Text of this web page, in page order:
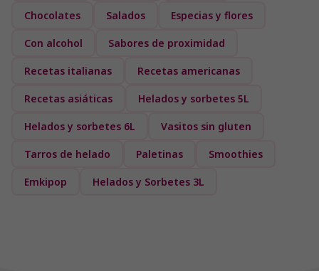
experiencias únicas en cada propuesta gastronómica.
Chocolates Salados Especias y flores
Con alcohol Sabores de proximidad
Recetas italianas Recetas americanas
Recetas asiáticas Helados y sorbetes 5L
Helados y sorbetes 6L Vasitos sin gluten
Tarros de helado Paletinas Smoothies
Emkipop Helados y Sorbetes 3L